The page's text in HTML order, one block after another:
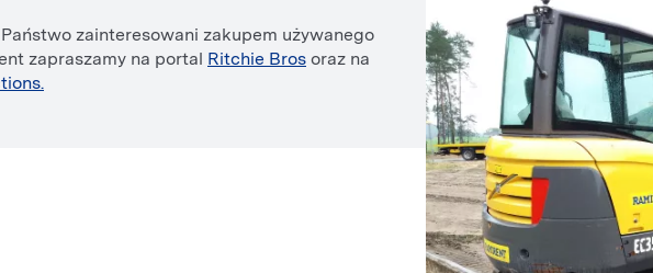
zainteresowani zakupem używanego
zapraszamy na portal Ritchie Bros oraz na